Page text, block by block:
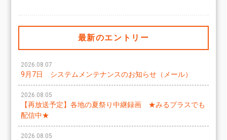
最新のエントリー
2026.08.07
9月7日 システムメンテナンスのお知らせ（メール）
2026.08.05
【再放送予定】各地の夏祭り中継録画 ★みるプラスでも
配信中★
2026.08.05